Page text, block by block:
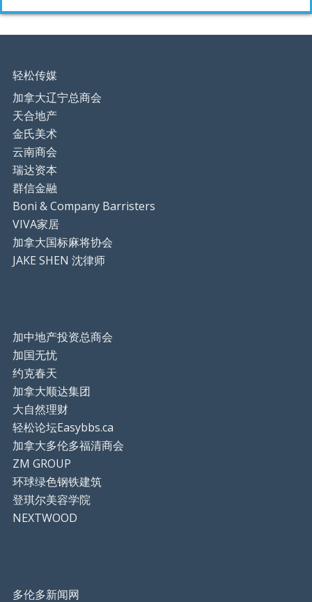
轻松传媒
加拿大辽宁总商会
天合地产
金氏美术
云南商会
瑞达资本
群信金融
Boni & Company Barristers
VIVA家居
加拿大国标麻将协会
JAKE SHEN 沈律师
加中地产投资总商会
加国无忧
约克春天
加拿大顺达集团
大自然理财
轻松论坛Easybbs.ca
加拿大多伦多福清商会
ZM GROUP
环球绿色钢铁建筑
登琪尔美容学院
NEXTWOOD
多伦多新闻网